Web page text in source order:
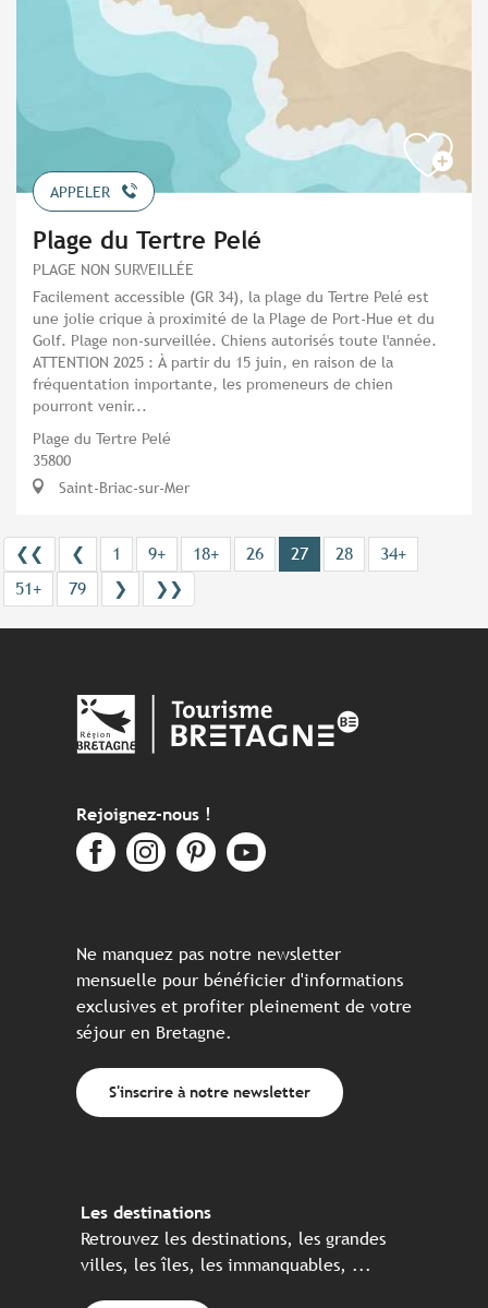
APPELER
Plage du Tertre Pelé
PLAGE NON SURVEILLÉE
Facilement accessible (GR 34), la plage du Tertre Pelé est
une jolie crique à proximité de la Plage de Port-Hue et du
Golf. Plage non-surveillée. Chiens autorisés toute l'année.
ATTENTION 2025 : À partir du 15 juin, en raison de la
fréquentation importante, les promeneurs de chien
pourront venir...
Plage du Tertre Pelé
35800
Saint-Briac-sur-Mer
❮❮ ❮ 1 9+ 18+ 26 27 28
34+
51+
79 ❯ ❯❯
Rejoignez-nous !
Ne manquez pas notre newsletter
mensuelle pour bénéficier d'informations
exclusives et profiter pleinement de votre
séjour en Bretagne.
S'inscrire à notre newsletter
Les destinations
Retrouvez les destinations, les grandes
villes, les îles, les immanquables, ...